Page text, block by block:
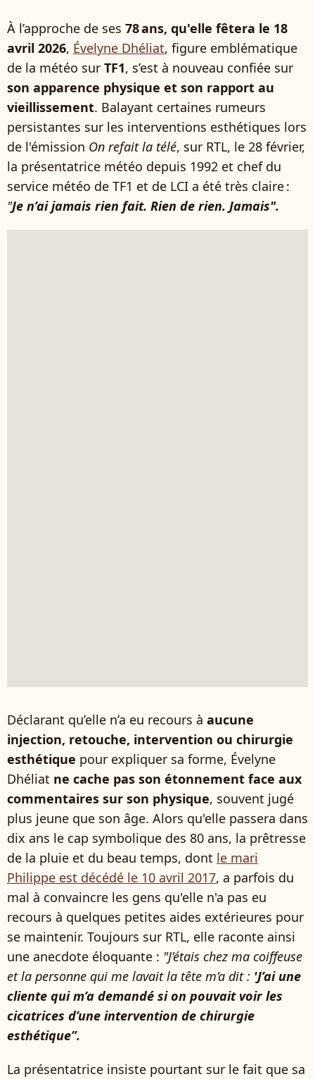
À l’approche de ses 78 ans, qu'elle fêtera le 18
avril 2026, Évelyne Dhéliat, figure emblématique
de la météo sur TF1, s’est à nouveau confiée sur
son apparence physique et son rapport au
vieillissement. Balayant certaines rumeurs
persistantes sur les interventions esthétiques lors
de l'émission On refait la télé, sur RTL, le 28 février,
la présentatrice météo depuis 1992 et chef du
service météo de TF1 et de LCI a été très claire :
"Je n’ai jamais rien fait. Rien de rien. Jamais".
Déclarant qu’elle n’a eu recours à aucune
injection, retouche, intervention ou chirurgie
esthétique pour expliquer sa forme, Évelyne
Dhéliat ne cache pas son étonnement face aux
commentaires sur son physique, souvent jugé
plus jeune que son âge. Alors qu'elle passera dans
dix ans le cap symbolique des 80 ans, la prêtresse
de la pluie et du beau temps, dont le mari
Philippe est décédé le 10 avril 2017, a parfois du
mal à convaincre les gens qu'elle n'a pas eu
recours à quelques petites aides extérieures pour
se maintenir. Toujours sur RTL, elle raconte ainsi
une anecdote éloquante : "J’étais chez ma coiffeuse
et la personne qui me lavait la tête m’a dit : 'J’ai une
cliente qui m’a demandé si on pouvait voir les
cicatrices d’une intervention de chirurgie
esthétique”.
La présentatrice insiste pourtant sur le fait que sa